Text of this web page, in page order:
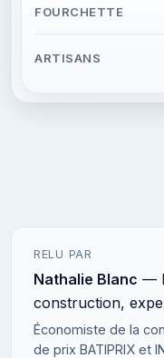
RELU PAR
Nathalie Blanc —
construction,
Économiste de la
de prix BATIPRIX et